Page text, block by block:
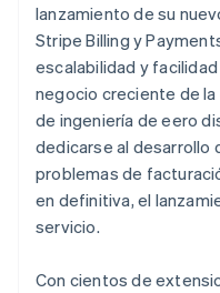
lanzamiento de su
Stripe Billing y
escalabilidad y
negocio creciente de
de ingeniería de eero
dedicarse al desarrollo
problemas de
en definitiva, el
servicio.
Con cientos de